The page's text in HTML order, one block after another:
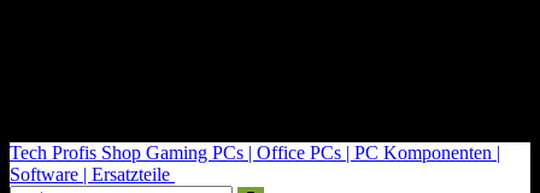
Tech Profis Shop Gaming PCs | Office PCs | PC Komponenten |
Software | Ersatzteile